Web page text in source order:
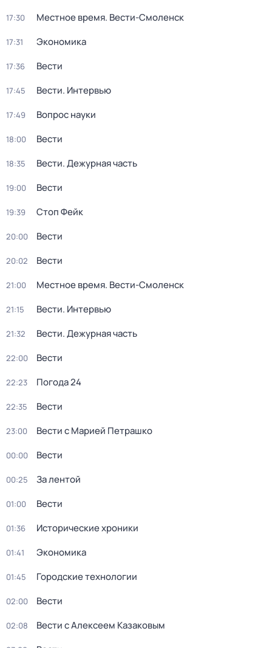
17:30 Местное время. Вести-Смоленск
17:31 Экономика
17:36 Вести
17:45 Вести. Интервью
17:49 Вопрос науки
18:00 Вести
18:35 Вести. Дежурная часть
19:00 Вести
19:39 Стоп Фейк
20:00 Вести
20:02 Вести
21:00 Местное время. Вести-Смоленск
21:15 Вести. Интервью
21:32 Вести. Дежурная часть
22:00 Вести
22:23 Погода 24
22:35 Вести
23:00 Вести с Марией Петрашко
00:00 Вести
00:25 За лентой
01:00 Вести
01:36 Исторические хроники
01:41 Экономика
01:45 Городские технологии
02:00 Вести
02:08 Вести с Алексеем Казаковым